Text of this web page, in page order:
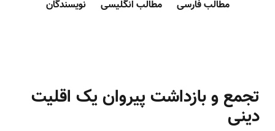
مطالب فارسی مطالب انگلیسی نویسندگان
تجمع و بازداشت پیروان یک اقلیت
دینی